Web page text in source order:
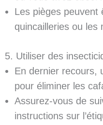
Les pièges peuvent
quincailleries ou les
5. Utiliser des
En dernier recours,
pour éliminer les
Assurez-vous de
instructions sur